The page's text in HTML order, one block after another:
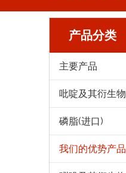
产品分类
主要产品
吡啶及其衍生物
磷脂(进口)
我们的优势产品